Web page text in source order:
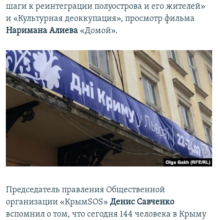
шаги к реинтеграции полуострова и его жителей»
и «Культурная деоккупация», просмотр фильма
Наримана Алиева «Домой».
Председатель правления Общественной
организации «КрымSOS» Денис Савченко
вспомнил о том, что сегодня 144 человека в Крыму